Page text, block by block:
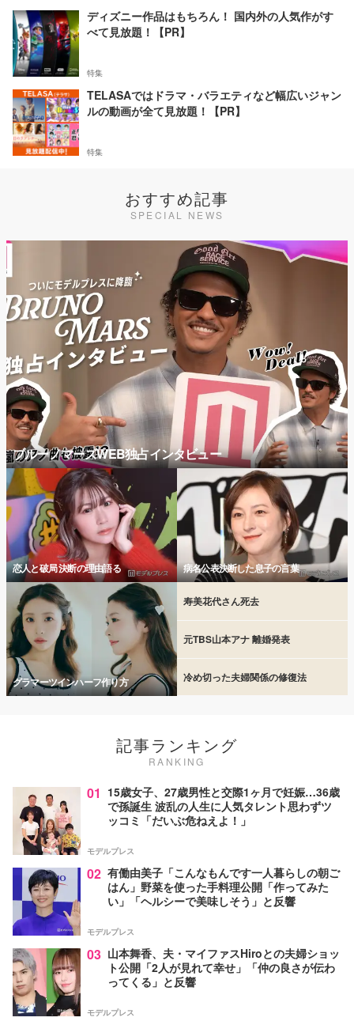
ディズニー作品はもちろん！ 国内外の人気作がす
べて見放題！【PR】
特集
TELASAではドラマ・バラエティなど幅広いジャン
ルの動画が全て見放題！【PR】
特集
おすすめ記事
SPECIAL NEWS
ブルーノマーズWEB独占インタビュー
恋人と破局 決断の理由語る 病名公表決断した息子の言葉
グラマーツインハーフ作り方
寿美花代さん死去
元TBS山本アナ 離婚発表
冷め切った夫婦関係の修復法
記事ランキング
RANKING
01 15歳女子、27歳男性と交際1ヶ月で妊娠…36歳
で孫誕生 波乱の人生に人気タレント思わずツ
ッコミ「だいぶ危ねえよ！」
モデルプレス
02 有働由美子「こんなもんです一人暮らしの朝ご
はん」野菜を使った手料理公開「作ってみた
い」「ヘルシーで美味しそう」と反響
モデルプレス
03 山本舞香、夫・マイファスHiroとの夫婦ショッ
ト公開「2人が見れて幸せ」「仲の良さが伝わ
ってくる」と反響
モデルプレス